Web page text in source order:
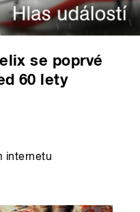
se poprvé
60 lety
internetu